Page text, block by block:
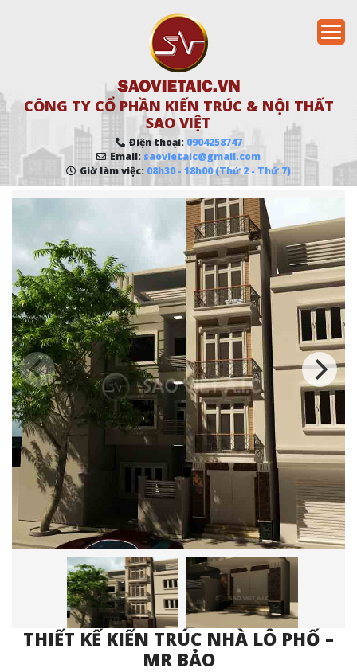
CÔNG TY CỔ PHẦN KIẾN TRÚC & NỘI THẤT
SAO VIỆT
Điện thoại: 0904258747
Email: saovietaic@gmail.com
Giờ làm việc: 08h30 - 18h00 (Thứ 2 - Thứ 7)
THIẾT KẾ KIẾN TRÚC NHÀ LÔ PHỐ –
MR BẢO